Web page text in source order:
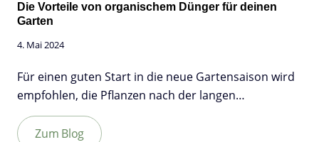
Die Vorteile von organischem Dünger für deinen
Garten
4. Mai 2024
Für einen guten Start in die neue Gartensaison wird
empfohlen, die Pflanzen nach der langen…
Zum Blog